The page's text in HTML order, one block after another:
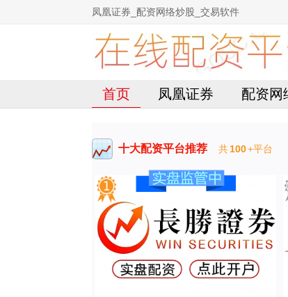
凤凰证券_配资网络炒股_交易软件
首页 凤凰证券 配资网
十大配资平台推荐 共100+平台